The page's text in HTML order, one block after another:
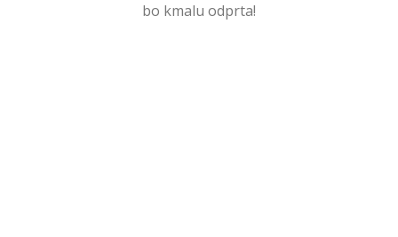
bo kmalu odprta!